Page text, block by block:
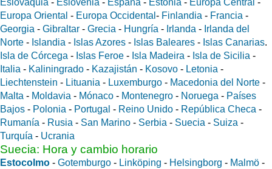
Eslovaquia - Eslovenia - España - Estonia - Europa Central -
Europa Oriental - Europa Occidental - Finlandia - Francia -
Georgia - Gibraltar - Grecia - Hungría - Irlanda - Irlanda del
Norte - Islandia - Islas Azores - Islas Baleares - Islas Canarias.
Isla de Córcega - Islas Feroe - Isla Madeira - Isla de Sicilia -
Italia - Kaliningrado - Kazajistán - Kosovo - Letonia -
Liechtenstein - Lituania - Luxemburgo - Macedonia del Norte -
Malta - Moldavia - Mónaco - Montenegro - Noruega - Países
Bajos - Polonia - Portugal - Reino Unido - República Checa -
Rumanía - Rusia - San Marino - Serbia - Suecia - Suiza -
Turquía - Ucrania
Suecia: Hora y cambio horario
Estocolmo - Gotemburgo - Linköping - Helsingborg - Malmö -